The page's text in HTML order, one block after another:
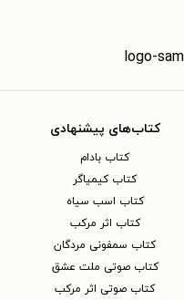
کتاب‌های پیشنهادی
کتاب بادام
کتاب کیمیاگر
کتاب اسب سیاه
کتاب اثر مرکب
کتاب سمفونی مردگان
کتاب صوتی ملت عشق
کتاب صوتی اثر مرکب